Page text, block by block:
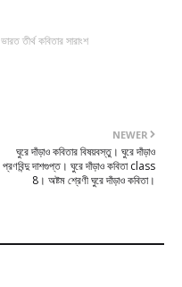
ভারত তীর্থ কবিতার সারাংশ
NEWER
ঘুরে দাঁড়াও কবিতার বিষয়বস্তু। ঘুরে দাঁড়াও
প্রণবিন্দু দাশগুপ্ত। ঘুরে দাঁড়াও কবিতা class
8। অষ্টম শ্রেণী ঘুরে দাঁড়াও কবিতা।